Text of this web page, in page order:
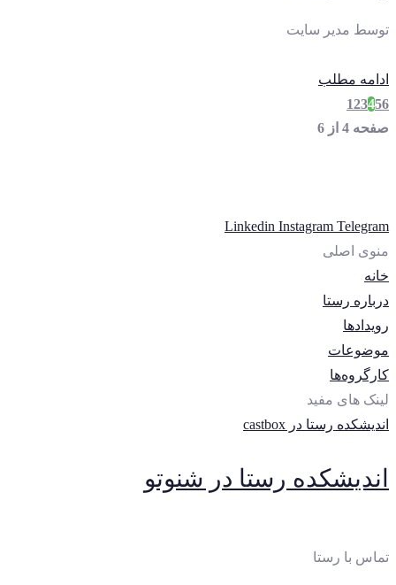
توسط مدیر سایت
ادامه مطلب
123456
صفحه 4 از 6
Linkedin Instagram Telegram
منوی اصلی
خانه
درباره رستا
رویدادها
موضوعات
کارگروه‌ها
لینک های مفید
اندیشکده رستا در castbox
اندیشکده رستا در شنوتو
تماس با رستا